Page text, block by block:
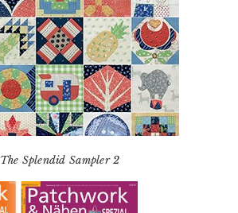
The Splendid Sampler 2